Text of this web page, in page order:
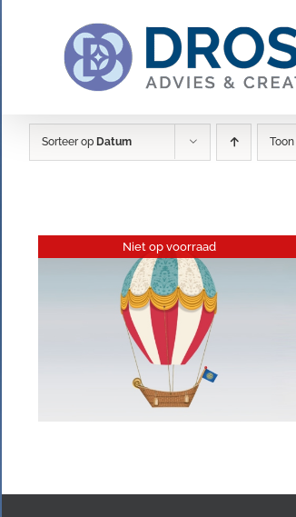
Sorteer op Datum Toon
Niet op voorraad